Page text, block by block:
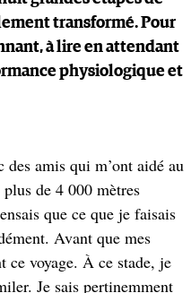
transformé. Pour
à lire en attendant
physiologique et
amis qui m’ont aidé au
de 4 000 mètres
que ce que je faisais
Avant que mes
ce voyage. À ce stade, je
Je sais pertinemment